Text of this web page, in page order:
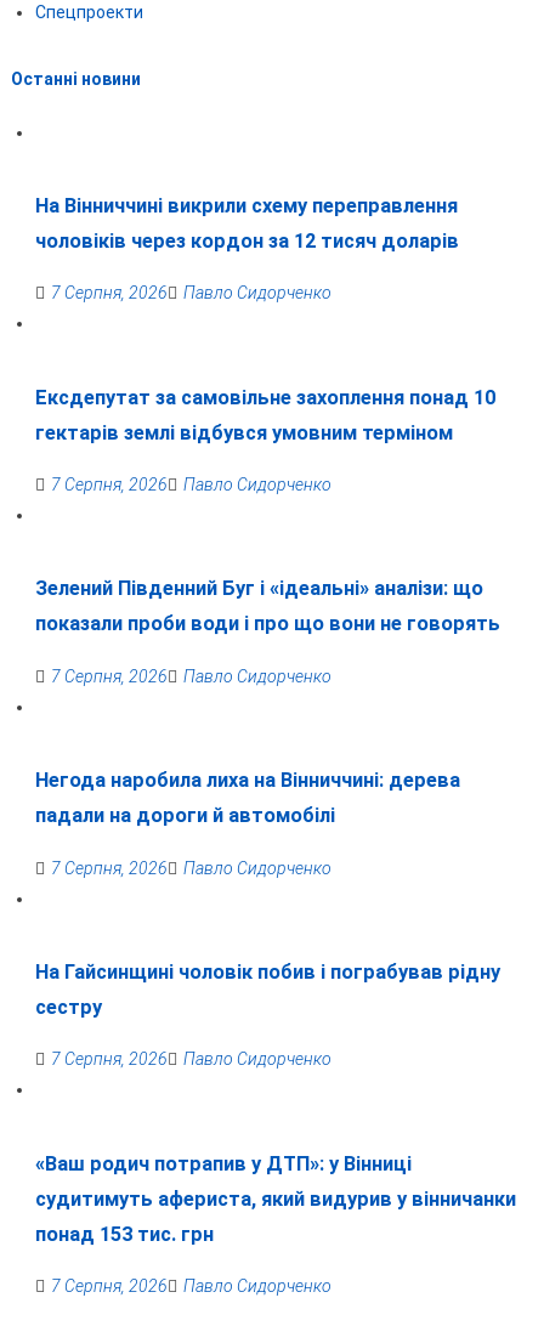
Спецпроекти
Останні новини
На Вінниччині викрили схему переправлення
чоловіків через кордон за 12 тисяч доларів
7 Серпня, 2026 Павло Сидорченко
Ексдепутат за самовільне захоплення понад 10
гектарів землі відбувся умовним терміном
7 Серпня, 2026 Павло Сидорченко
Зелений Південний Буг і «ідеальні» аналізи: що
показали проби води і про що вони не говорять
7 Серпня, 2026 Павло Сидорченко
Негода наробила лиха на Вінниччині: дерева
падали на дороги й автомобілі
7 Серпня, 2026 Павло Сидорченко
На Гайсинщині чоловік побив і пограбував рідну
сестру
7 Серпня, 2026 Павло Сидорченко
«Ваш родич потрапив у ДТП»: у Вінниці
судитимуть афериста, який видурив у вінничанки
понад 153 тис. грн
7 Серпня, 2026 Павло Сидорченко